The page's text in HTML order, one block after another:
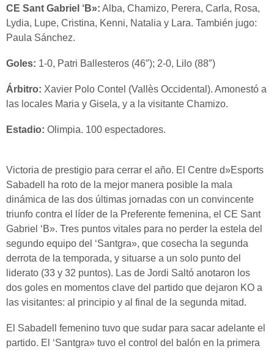
CE Sant Gabriel ‘B»: Alba, Chamizo, Perera, Carla, Rosa,
Lydia, Lupe, Cristina, Kenni, Natalia y Lara. También jugo:
Paula Sánchez.
Goles: 1-0, Patri Ballesteros (46″); 2-0, Lilo (88″)
Árbitro: Xavier Polo Contel (Vallès Occidental). Amonestó a
las locales Maria y Gisela, y a la visitante Chamizo.
Estadio: Olimpia. 100 espectadores.
Victoria de prestigio para cerrar el año. El Centre d»Esports
Sabadell ha roto de la mejor manera posible la mala
dinámica de las dos últimas jornadas con un convincente
triunfo contra el líder de la Preferente femenina, el CE Sant
Gabriel ‘B». Tres puntos vitales para no perder la estela del
segundo equipo del ‘Santgra», que cosecha la segunda
derrota de la temporada, y situarse a un solo punto del
liderato (33 y 32 puntos). Las de Jordi Saltó anotaron los
dos goles en momentos clave del partido que dejaron KO a
las visitantes: al principio y al final de la segunda mitad.
El Sabadell femenino tuvo que sudar para sacar adelante el
partido. El ‘Santgra» tuvo el control del balón en la primera